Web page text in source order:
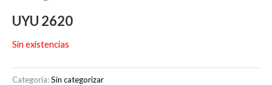
UYU 2620
Sin existencias
Categoría:Sin categorizar